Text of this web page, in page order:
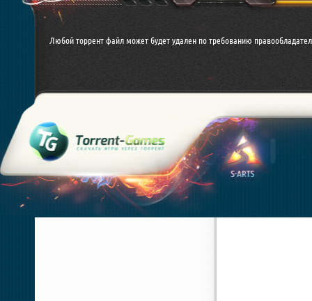
Любой торрент файл может будет удален по требованию